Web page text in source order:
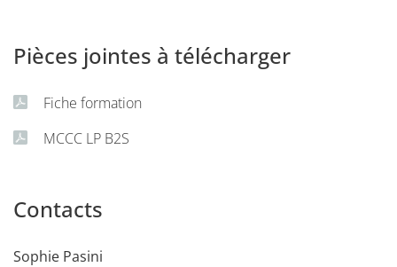
Pièces jointes à télécharger
Fiche formation
MCCC LP B2S
Contacts
Sophie Pasini